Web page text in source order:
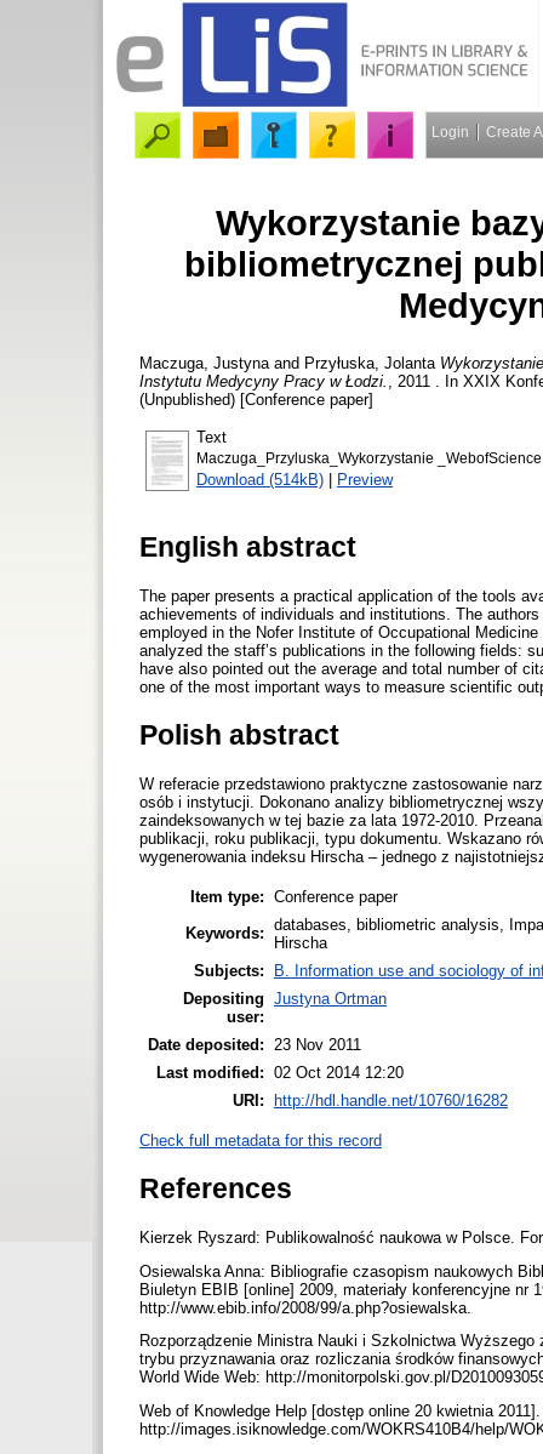
Login Create
Wykorzystanie
bibliometrycznej
Maczuga, Justyna and Przyłuska, Jolanta
Instytutu Medycyny Pracy w Łodzi.
, 2011 . In XXIX
(Unpublished) [Conference paper]
Text
Maczuga_Przyluska_Wykorzystanie
Download (514kB) | Preview
English abstract
The paper presents a practical application of the tools
achievements of individuals and institutions. The
employed in the Nofer Institute of Occupational
analyzed the staff’s publications in the following fields:
have also pointed out the average and total number of
one of the most important ways to measure scientific
Polish abstract
W referacie przedstawiono praktyczne zastosowanie
osób i instytucji. Dokonano analizy bibliometrycznej
zaindeksowanych w tej bazie za lata 1972-2010.
publikacji, roku publikacji, typu dokumentu. Wskazano
wygenerowania indeksu Hirscha – jednego z
Item type: Conference paper
Keywords: databases, bibliometric analysis,
Hirscha
Subjects:
B. Information use and sociology of
Depositing
user:
Justyna Ortman
Date deposited:
23 Nov 2011
Last modified: 02 Oct 2014 12:20
URI:
http://hdl.handle.net/10760/16282
Check full metadata for this record
References
Kierzek Ryszard: Publikowalność naukowa w Polsce.
Osiewalska Anna: Bibliografie czasopism naukowych
Biuletyn EBIB [online] 2009, materiały konferencyjne nr
http://www.ebib.info/2008/99/a.php?osiewalska.
Rozporządzenie Ministra Nauki i Szkolnictwa
trybu przyznawania oraz rozliczania środków
World Wide Web: http://monitorpolski.gov.pl/
Web of Knowledge Help [dostęp online 20 kwietnia
http://images.isiknowledge.com/WOKRS410B4/help/